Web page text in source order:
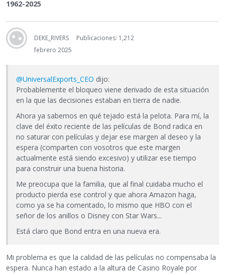
1962-2025
DEKE_RIVERS
Publicaciones: 1,212
febrero 2025
@UniversalExports_CEO dijo:
Probablemente el bloqueo viene derivado de esta situación
en la que las decisiones estaban en tierra de nadie.
Ahora ya sabemos en qué tejado está la pelota. Para mí, la
clave del éxito reciente de las películas de Bond radica en
no saturar con películas y dejar ese margen al deseo y la
espera (comparten con vosotros que este margen
actualmente está siendo excesivo) y utilizar ese tiempo
para construir una buena historia.
Me preocupa que la familia, que al final cuidaba mucho el
producto pierda ese control y que ahora Amazon haga,
como ya se ha comentado, lo mismo que HBO con el
señor de los anillos o Disney con Star Wars...
Está claro que Bond entra en una nueva era.
Mi problema es que la calidad de las películas no compensaba la
espera. Nunca han estado a la altura de Casino Royale por